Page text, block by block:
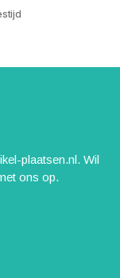
plaatsen.nl. Wil
ons op.